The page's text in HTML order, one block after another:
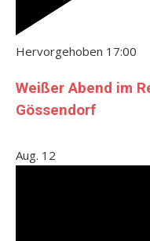
Hervorgehoben 17:00
Weißer Abend im
Gössendorf
Aug. 12